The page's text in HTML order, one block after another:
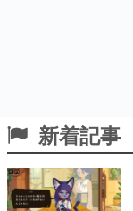
新着記事